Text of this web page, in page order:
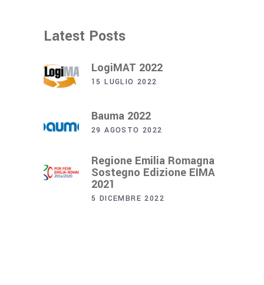
Latest Posts
LogiMAT 2022
15 LUGLIO 2022
Bauma 2022
29 AGOSTO 2022
Regione Emilia Romagna
Sostegno Edizione EIMA
2021
5 DICEMBRE 2022